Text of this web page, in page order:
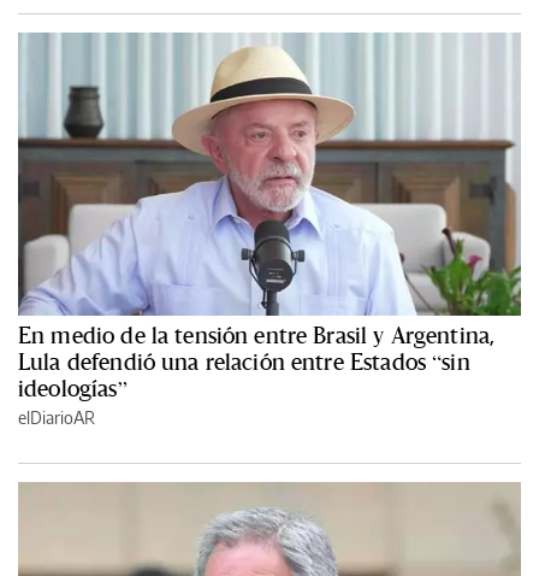
En medio de la tensión entre Brasil y Argentina,
Lula defendió una relación entre Estados “sin
ideologías”
elDiarioAR